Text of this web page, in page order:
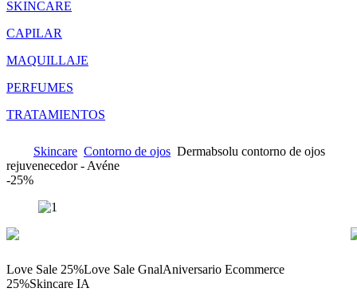
SKINCARE
CAPILAR
MAQUILLAJE
PERFUMES
TRATAMIENTOS
Skincare Contorno de ojos Dermabsolu contorno de ojos
rejuvenecedor - Avéne
-25%
Love Sale 25%Love Sale GnalAniversario Ecommerce
25%Skincare IA